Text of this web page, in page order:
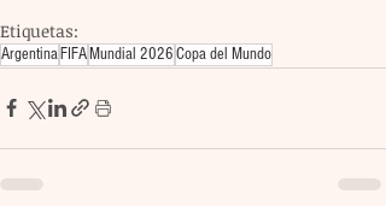
Etiquetas:
ArgentinaFIFAMundial 2026Copa del Mundo